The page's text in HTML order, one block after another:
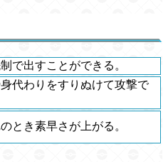
で出すことができる。
代わりをすりぬけて攻撃で
とき素早さが上がる。